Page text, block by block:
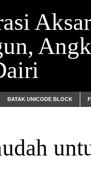
BATAK UNICODE BLOCK